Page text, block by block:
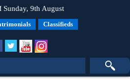
Sunday, 9th August
Classifieds